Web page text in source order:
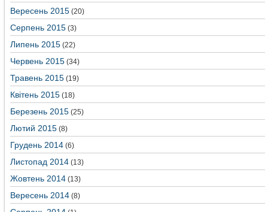
Вересень 2015 (20)
Серпень 2015 (3)
Липень 2015 (22)
Червень 2015 (34)
Травень 2015 (19)
Квітень 2015 (18)
Березень 2015 (25)
Лютий 2015 (8)
Грудень 2014 (6)
Листопад 2014 (13)
Жовтень 2014 (13)
Вересень 2014 (8)